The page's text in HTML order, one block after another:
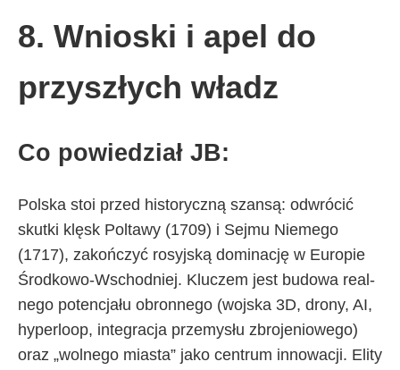
8. Wnio­ski i apel do
przy­szły­ch wła­dz
Co po­wie­dział JB:
Pol­ska stoi przed hi­sto­rycz­ną szan­są: od­wró­cić
skut­ki klę­sk Po­lta­wy (1709) i Sej­mu Nie­me­go
(1717), za­koń­czyć ro­syj­ską do­mi­na­cję w Eu­ro­pie
Środ­ko­wo-Wschod­niej. Klu­czem je­st bu­do­wa re­al­
ne­go po­ten­cja­łu obron­ne­go (woj­ska 3D, dro­ny, AI,
hy­per­lo­op, in­te­gra­cja prze­my­słu zbro­je­nio­we­go)
oraz „wol­ne­go mia­sta” ja­ko cen­trum in­no­wa­cji. Eli­ty